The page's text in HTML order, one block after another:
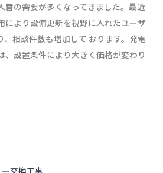
替の需要が多くなってきました。最近
により設備更新を視野に入れたユーザ
、相談件数も増加して おります。発電
、設置条件により大きく価格が変わり